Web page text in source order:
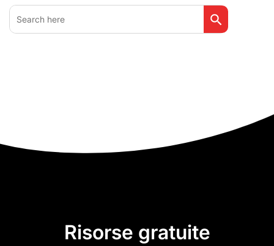
Search
for:
Search Button
Risorse gratuite